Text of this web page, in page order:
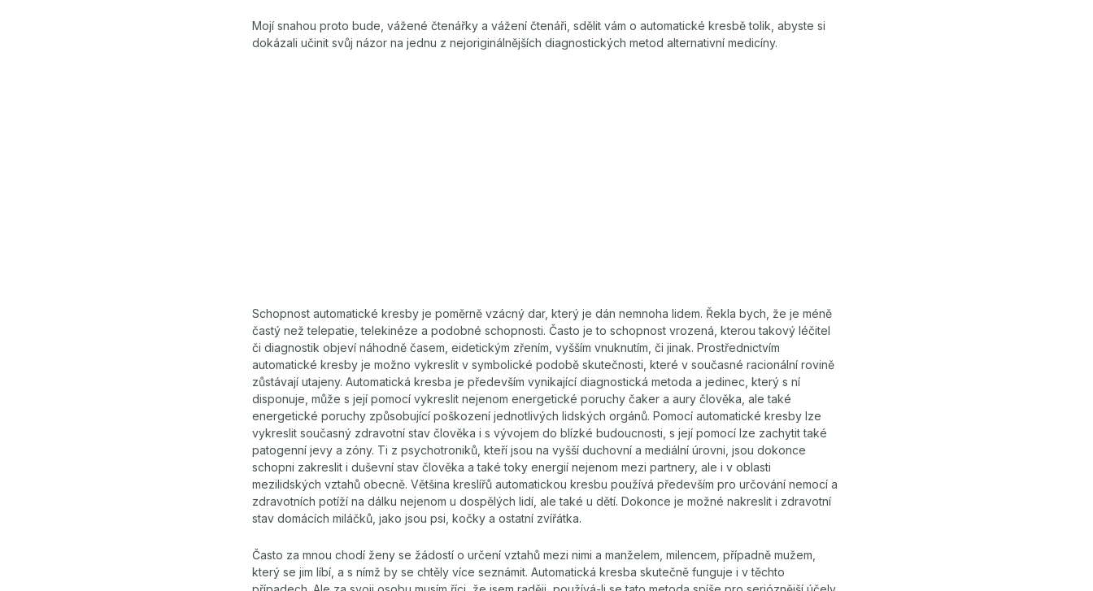
Mojí snahou proto bude, vážené čtenářky a vážení čtenáři, sdělit vám o automatické kresbě tolik, abyste si
dokázali učinit svůj názor na jednu z nejoriginálnějších diagnostických metod alternativní medicíny.
Schopnost automatické kresby je poměrně vzácný dar, který je dán nemnoha lidem. Řekla bych, že je méně
častý než telepatie, telekinéze a podobné schopnosti. Často je to schopnost vrozená, kterou takový léčitel
či diagnostik objeví náhodně časem, eidetickým zřením, vyšším vnuknutím, či jinak. Prostřednictvím
automatické kresby je možno vykreslit v symbolické podobě skutečnosti, které v současné racionální rovině
zůstávají utajeny. Automatická kresba je především vynikající diagnostická metoda a jedinec, který s ní
disponuje, může s její pomocí vykreslit nejenom energetické poruchy čaker a aury člověka, ale také
energetické poruchy způsobující poškození jednotlivých lidských orgánů. Pomocí automatické kresby lze
vykreslit současný zdravotní stav člověka i s vývojem do blízké budoucnosti, s její pomocí lze zachytit také
patogenní jevy a zóny. Ti z psychotroniků, kteří jsou na vyšší duchovní a mediální úrovni, jsou dokonce
schopni zakreslit i duševní stav člověka a také toky energií nejenom mezi partnery, ale i v oblasti
mezilidských vztahů obecně. Většina kreslířů automatickou kresbu používá především pro určování nemocí a
zdravotních potíží na dálku nejenom u dospělých lidí, ale také u dětí. Dokonce je možné nakreslit i zdravotní
stav domácích miláčků, jako jsou psi, kočky a ostatní zvířátka.
Často za mnou chodí ženy se žádostí o určení vztahů mezi nimi a manželem, milencem, případně mužem,
který se jim líbí, a s nímž by se chtěly více seznámit. Automatická kresba skutečně funguje i v těchto